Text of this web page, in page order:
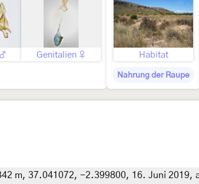
Genitalien ♀ Habitat
Nahrung der Raupe
m, 37.041072, -2.399800, 16. Juni 2019,